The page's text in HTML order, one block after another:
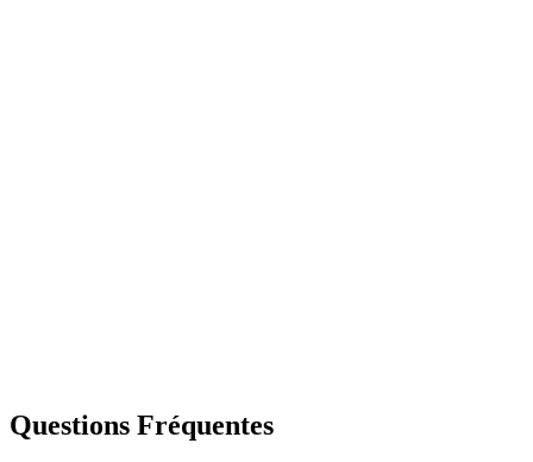
Questions Fréquentes